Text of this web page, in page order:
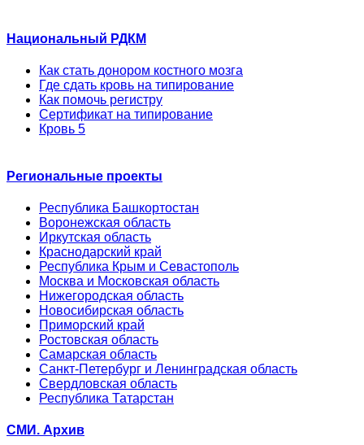
Национальный РДКМ
Как стать донором костного мозга
Где сдать кровь на типирование
Как помочь регистру
Сертификат на типирование
Кровь 5
Региональные проекты
Республика Башкортостан
Воронежская область
Иркутская область
Краснодарский край
Республика Крым и Севастополь
Москва и Московская область
Нижегородская область
Новосибирская область
Приморский край
Ростовская область
Самарская область
Санкт-Петербург и Ленинградская область
Свердловская область
Республика Татарстан
СМИ. Архив